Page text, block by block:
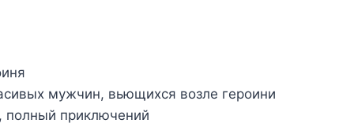
мужчин, вьющихся возле героини
полный приключений